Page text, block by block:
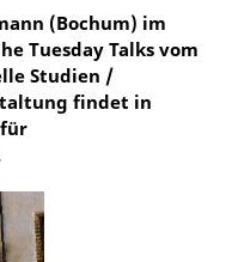
(Bochum) im
Tuesday Talks vom
Studien /
findet in